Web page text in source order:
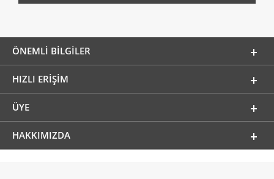
ÖNEMLI BILGILER
HIZLI ERIŞIM
ÜYE
HAKKIMIZDA